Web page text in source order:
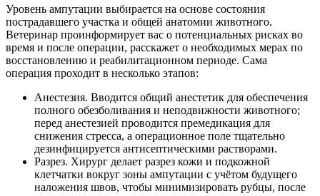
Уровень ампутации выбирается на основе состояния
пострадавшего участка и общей анатомии животного.
Ветеринар проинформирует вас о потенциальных рисках во
время и после операции, расскажет о необходимых мерах по
восстановлению и реабилитационном периоде. Сама
операция проходит в несколько этапов:
Анестезия. Вводится общий анестетик для обеспечения
полного обезболивания и неподвижности животного;
перед анестезией проводится премедикация для
снижения стресса, а операционное поле тщательно
дезинфицируется антисептическими растворами.
Разрез. Хирург делает разрез кожи и подкожной
клетчатки вокруг зоны ампутации с учётом будущего
наложения швов, чтобы минимизировать рубцы, после